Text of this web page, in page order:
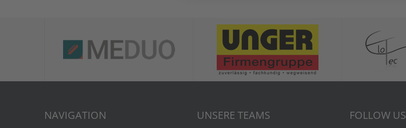
NAVIGATION UNSERE TEAMS FOLLOW US